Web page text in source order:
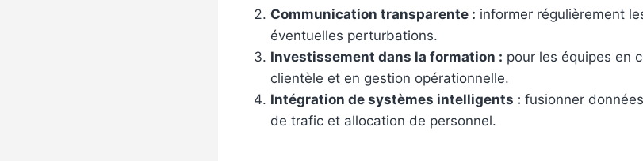
Communication transparente : informer régulièrement
éventuelles perturbations.
Investissement dans la formation : pour les équipes en
clientèle et en gestion opérationnelle.
Intégration de systèmes intelligents : fusionner
de trafic et allocation de personnel.